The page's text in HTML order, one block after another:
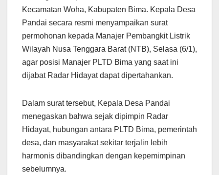
Kecamatan Woha, Kabupaten Bima. Kepala Desa
Pandai secara resmi menyampaikan surat
permohonan kepada Manajer Pembangkit Listrik
Wilayah Nusa Tenggara Barat (NTB), Selasa (6/1),
agar posisi Manajer PLTD Bima yang saat ini
dijabat Radar Hidayat dapat dipertahankan.
Dalam surat tersebut, Kepala Desa Pandai
menegaskan bahwa sejak dipimpin Radar
Hidayat, hubungan antara PLTD Bima, pemerintah
desa, dan masyarakat sekitar terjalin lebih
harmonis dibandingkan dengan kepemimpinan
sebelumnya.